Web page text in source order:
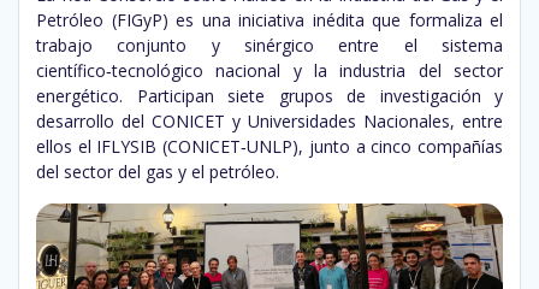
Petróleo (FIGyP) es una iniciativa inédita que formaliza el
trabajo conjunto y sinérgico entre el sistema
científico‑tecnológico nacional y la industria del sector
energético. Participan siete grupos de investigación y
desarrollo del CONICET y Universidades Nacionales, entre
ellos el IFLYSIB (CONICET‑UNLP), junto a cinco compañías
del sector del gas y el petróleo.